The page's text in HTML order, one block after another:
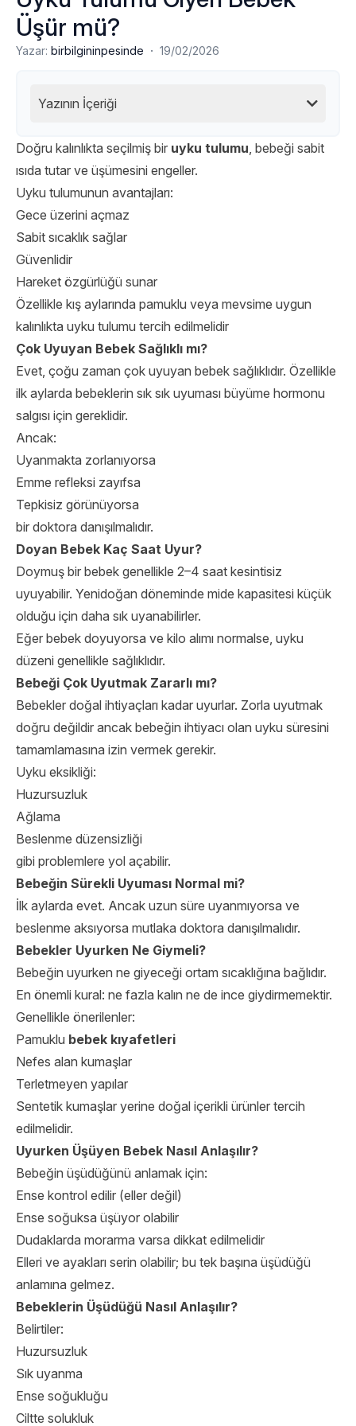
Üşür mü?
Yazar: birbilgininpesinde · 19/02/2026
Yazının İçeriği
Doğru kalınlıkta seçilmiş bir uyku tulumu, bebeği sabit
ısıda tutar ve üşümesini engeller.
Uyku tulumunun avantajları:
Gece üzerini açmaz
Sabit sıcaklık sağlar
Güvenlidir
Hareket özgürlüğü sunar
Özellikle kış aylarında pamuklu veya mevsime uygun
kalınlıkta uyku tulumu tercih edilmelidir
Çok Uyuyan Bebek Sağlıklı mı?
Evet, çoğu zaman çok uyuyan bebek sağlıklıdır. Özellikle
ilk aylarda bebeklerin sık sık uyuması büyüme hormonu
salgısı için gereklidir.
Ancak:
Uyanmakta zorlanıyorsa
Emme refleksi zayıfsa
Tepkisiz görünüyorsa
bir doktora danışılmalıdır.
Doyan Bebek Kaç Saat Uyur?
Doymuş bir bebek genellikle 2–4 saat kesintisiz
uyuyabilir. Yenidoğan döneminde mide kapasitesi küçük
olduğu için daha sık uyanabilirler.
Eğer bebek doyuyorsa ve kilo alımı normalse, uyku
düzeni genellikle sağlıklıdır.
Bebeği Çok Uyutmak Zararlı mı?
Bebekler doğal ihtiyaçları kadar uyurlar. Zorla uyutmak
doğru değildir ancak bebeğin ihtiyacı olan uyku süresini
tamamlamasına izin vermek gerekir.
Uyku eksikliği:
Huzursuzluk
Ağlama
Beslenme düzensizliği
gibi problemlere yol açabilir.
Bebeğin Sürekli Uyuması Normal mi?
İlk aylarda evet. Ancak uzun süre uyanmıyorsa ve
beslenme aksıyorsa mutlaka doktora danışılmalıdır.
Bebekler Uyurken Ne Giymeli?
Bebeğin uyurken ne giyeceği ortam sıcaklığına bağlıdır.
En önemli kural: ne fazla kalın ne de ince giydirmemektir.
Genellikle önerilenler:
Pamuklu bebek kıyafetleri
Nefes alan kumaşlar
Terletmeyen yapılar
Sentetik kumaşlar yerine doğal içerikli ürünler tercih
edilmelidir.
Uyurken Üşüyen Bebek Nasıl Anlaşılır?
Bebeğin üşüdüğünü anlamak için:
Ense kontrol edilir (eller değil)
Ense soğuksa üşüyor olabilir
Dudaklarda morarma varsa dikkat edilmelidir
Elleri ve ayakları serin olabilir; bu tek başına üşüdüğü
anlamına gelmez.
Bebeklerin Üşüdüğü Nasıl Anlaşılır?
Belirtiler:
Huzursuzluk
Sık uyanma
Ense soğukluğu
Ciltte solukluk